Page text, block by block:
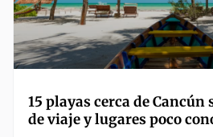
15 playas cerca de
de viaje y lugares poco